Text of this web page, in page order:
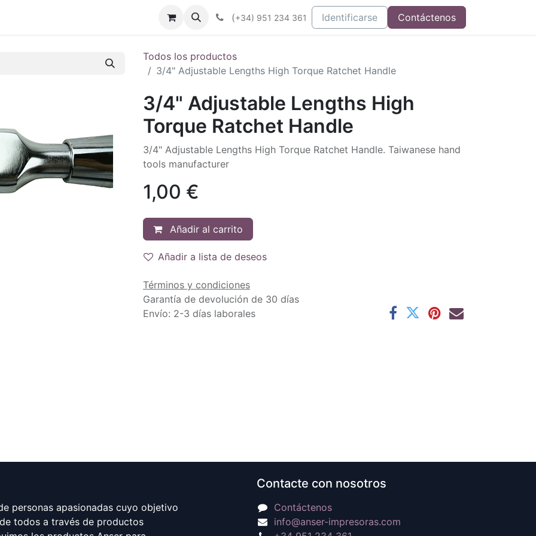
Industrias Noticias Integrados
(+34) 951 234 361 Identificarse Contáctenos
Todos los productos
3/4" Adjustable Lengths High Torque Ratchet Handle
3/4" Adjustable Lengths High
Torque Ratchet Handle
3/4" Adjustable Lengths High Torque Ratchet Handle. Taiwanese hand
tools manufacturer
1,00 €
Añadir al carrito
Añadir a lista de deseos
Términos y condiciones
Garantía de devolución de 30 días
Envío: 2-3 días laborales
personas apasionadas cuyo objetivo
todos a través de productos
Contacte con nosotros
Contáctenos
info@anser-impresoras.com